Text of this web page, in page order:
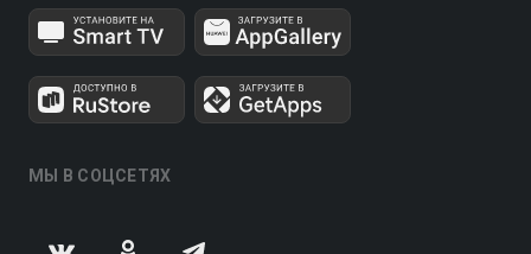
МЫ В СОЦСЕТЯХ